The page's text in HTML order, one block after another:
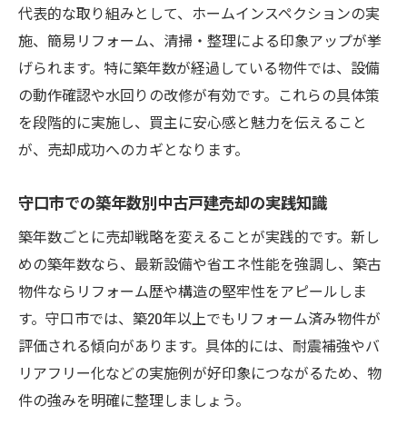
代表的な取り組みとして、ホームインスペクションの実
施、簡易リフォーム、清掃・整理による印象アップが挙
げられます。特に築年数が経過している物件では、設備
の動作確認や水回りの改修が有効です。これらの具体策
を段階的に実施し、買主に安心感と魅力を伝えること
が、売却成功へのカギとなります。
守口市での築年数別中古戸建売却の実践知識
築年数ごとに売却戦略を変えることが実践的です。新し
めの築年数なら、最新設備や省エネ性能を強調し、築古
物件ならリフォーム歴や構造の堅牢性をアピールしま
す。守口市では、築20年以上でもリフォーム済み物件が
評価される傾向があります。具体的には、耐震補強やバ
リアフリー化などの実施例が好印象につながるため、物
件の強みを明確に整理しましょう。